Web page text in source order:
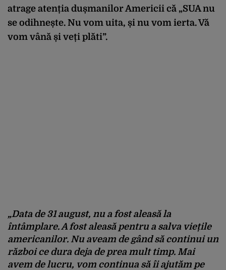
atrage atenția dușmanilor Americii că „SUA nu
se odihnește. Nu vom uita, și nu vom ierta. Vă
vom vână și veți plăti”.
„Data de 31 august, nu a fost aleasă la
întâmplare. A fost aleasă pentru a salva viețile
americanilor. Nu aveam de gând să continui un
război ce dura deja de prea mult timp. Mai
avem de lucru, vom continua să îi ajutăm pe